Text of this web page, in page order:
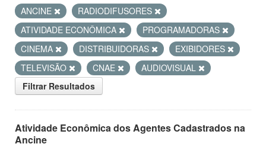
ANCINE
RADIODIFUSORES
ATIVIDADE ECONÔMICA
PROGRAMADORAS
CINEMA
DISTRIBUIDORAS
EXIBIDORES
TELEVISÃO
CNAE
AUDIOVISUAL
Filtrar Resultados
Atividade Econômica dos Agentes Cadastrados na
Ancine